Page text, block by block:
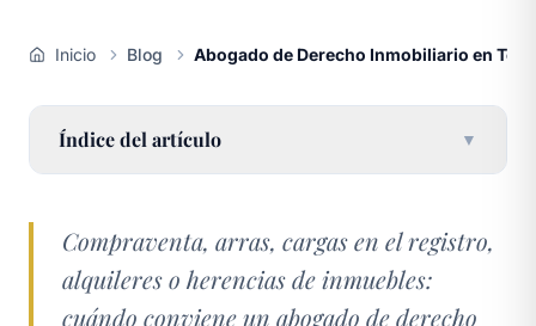
Inicio Blog Abogado de Derecho Inmobiliario en
Índice del artículo ▼
Compraventa, arras, cargas en el registro,
alquileres o herencias de inmuebles:
cuándo conviene un abogado de derecho